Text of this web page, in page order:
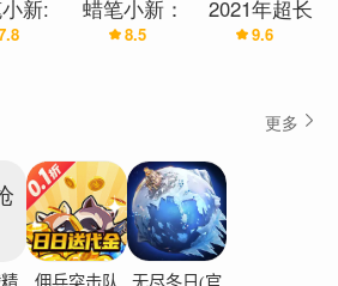
新:
士的
蜡笔小新：
我与博士的
8.5
2021年超长
路列车
9.6
更多
佣兵突击队 无尽冬日(官